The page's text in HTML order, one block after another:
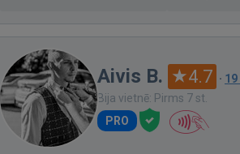
Aivis B. 4.7 ·
Bija vietnē: Pirms 7 st.
PRO